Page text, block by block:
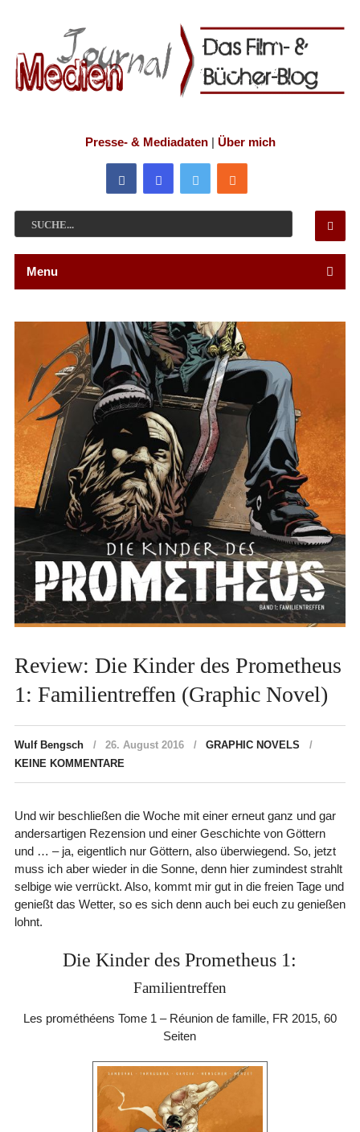
Presse- & Mediadaten| Über mich
Menu
Review: Die Kinder des Prometheus
1: Familientreffen (Graphic Novel)
Wulf Bengsch 26. August 2016
GRAPHIC NOVELS
KEINE KOMMENTARE
Und wir beschließen die Woche mit einer erneut ganz und gar
andersartigen Rezension und einer Geschichte von Göttern
und … – ja, eigentlich nur Göttern, also überwiegend. So, jetzt
muss ich aber wieder in die Sonne, denn hier zumindest strahlt
selbige wie verrückt. Also, kommt mir gut in die freien Tage und
genießt das Wetter, so es sich denn auch bei euch zu genießen
lohnt.
Die Kinder des Prometheus 1:
Familientreffen
Les prométhéens Tome 1 – Réunion de famille, FR 2015, 60
Seiten